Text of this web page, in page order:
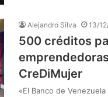
Alejandro Silva 13/
500 créditos
CreDiMujer
«El Banco de